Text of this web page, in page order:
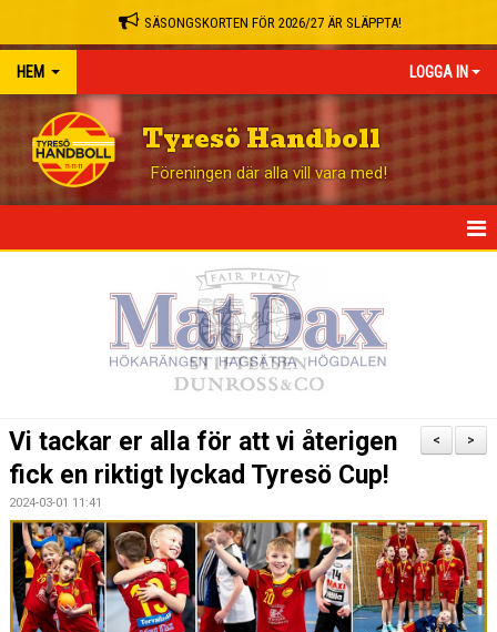
SÄSONGSKORTEN FÖR 2026/27 ÄR SLÄPPTA!
HEM LOGGA IN
Tyresö Handboll
Föreningen där alla vill vara med!
OM KLUBBEN
WEBBUTIK
LÄNNA SPORT - TYRESÖ CUP
>
<
Vi tackar er alla för att vi återigen
fick en riktigt lyckad Tyresö Cup!
2024-03-01 11:41